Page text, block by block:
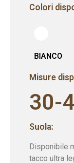
Colori
BIANCO
Misure
30-
Suola:
Disponibile
tacco ultra